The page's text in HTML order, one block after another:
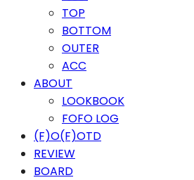
TOP
BOTTOM
OUTER
ACC
ABOUT
LOOKBOOK
FOFO LOG
(F)O(F)OTD
REVIEW
BOARD